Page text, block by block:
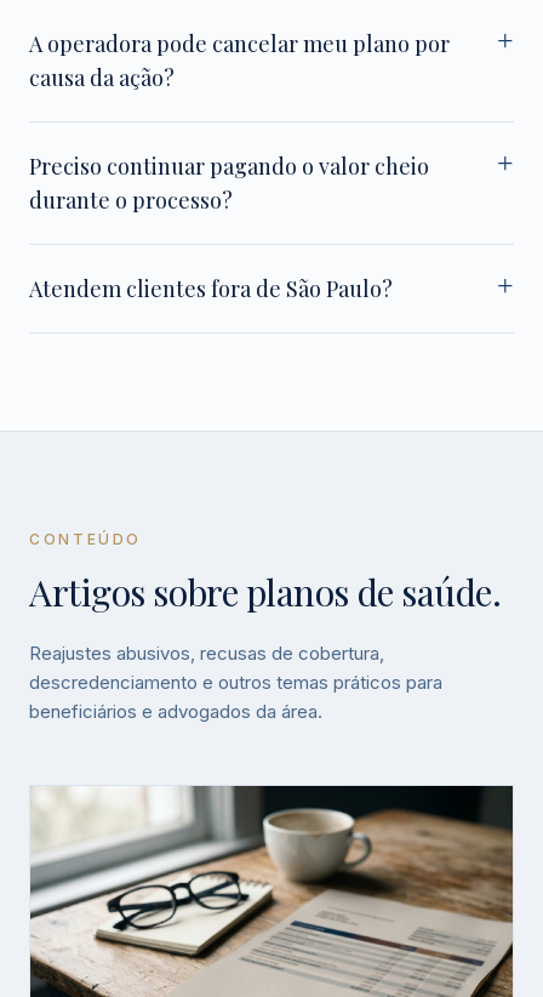
A operadora pode cancelar meu plano por
causa da ação?
Preciso continuar pagando o valor cheio
durante o processo?
Atendem clientes fora de São Paulo?
CONTEÚDO
Artigos sobre planos de saúde.
Reajustes abusivos, recusas de cobertura,
descredenciamento e outros temas práticos para
beneficiários e advogados da área.